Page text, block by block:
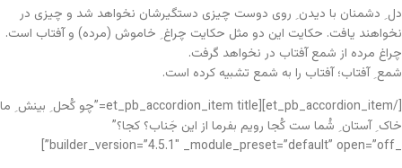
دل ِ دشمنان با دیدن ِ روی دوست چیزی دستگیرشان نخواهد شد و چیزی در
نخواهند یافت. حکایت این دو مثل حکایت چراغ ِ خاموش (مرده) و آفتاب است.
چراغ مرده از شمع آفتاب در نخواهد گرفت.
شمع ِ آفتاب؛ آفتاب را به شمع تشبیه کرده است.
[/et_pb_accordion_item][et_pb_accordion_item title=”چو کُحل ِ بینش ِ ما
خاک ِ آستان ِ شُما ست کُجا رویم بفرما از این جَناب؟ کجا؟”
_builder_version=”4.5.1″ _module_preset=”default” open=”off”]